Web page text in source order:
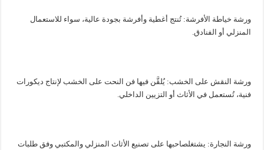
ورشة خياطة الأفرشة: تُنتج أغطية وأفرشة بجودة عالية، سواء للاستعمال
المنزلي أو الفنادق.
ورشة النقش على الخشب: يُلقَّن فيها فن النحت على الخشب لإنتاج ديكورات
فنية، تُستعمل في الأثاث أو التزيين الداخلي.
ورشة النجارة: يشتغلصاحبها على تصنيع الأثاث المنزلي والمكتبي وفق طلبات